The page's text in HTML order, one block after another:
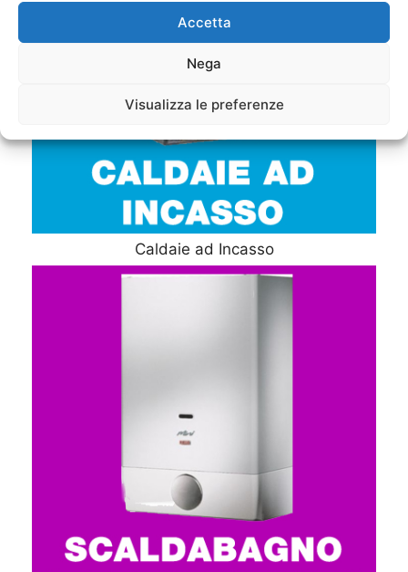
Accetta
Nega
Visualizza le preferenze
Caldaie ad Incasso